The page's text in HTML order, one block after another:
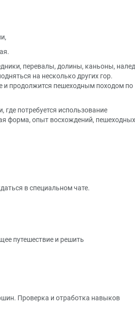
перевалы, долины, каньоны,
на несколько других гор.
и продолжится пешеходным походом по
потребуется использование
форма, опыт восхождений,
в специальном чате.
путешествие и решить
Проверка и отработка навыков